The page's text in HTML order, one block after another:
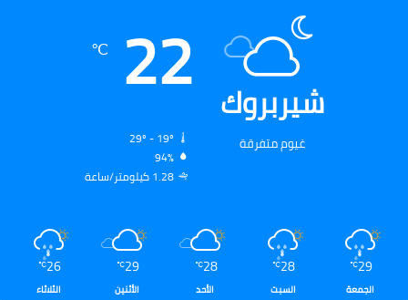
شيربروك
غيوم متفرقة
22
℃
94%
1.28 كيلومتر/ساعة
29
℃
الجمعة
28
℃
السبت
28
℃
الأحد
29
℃
الأثنين
26
℃
الثلاثاء